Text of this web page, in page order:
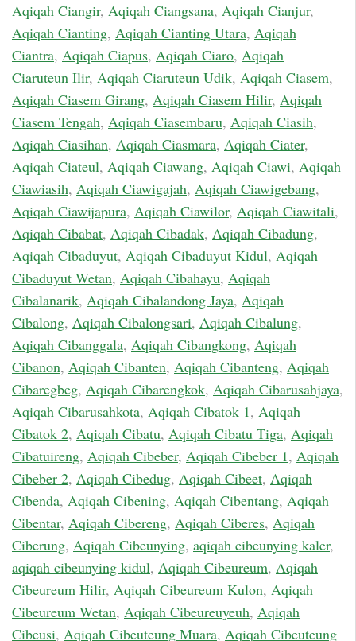
Aqiqah Ciangir, Aqiqah Ciangsana, Aqiqah Cianjur,
Aqiqah Cianting, Aqiqah Cianting Utara, Aqiqah
Ciantra, Aqiqah Ciapus, Aqiqah Ciaro, Aqiqah
Ciaruteun Ilir, Aqiqah Ciaruteun Udik, Aqiqah Ciasem,
Aqiqah Ciasem Girang, Aqiqah Ciasem Hilir, Aqiqah
Ciasem Tengah, Aqiqah Ciasembaru, Aqiqah Ciasih,
Aqiqah Ciasihan, Aqiqah Ciasmara, Aqiqah Ciater,
Aqiqah Ciateul, Aqiqah Ciawang, Aqiqah Ciawi, Aqiqah
Ciawiasih, Aqiqah Ciawigajah, Aqiqah Ciawigebang,
Aqiqah Ciawijapura, Aqiqah Ciawilor, Aqiqah Ciawitali,
Aqiqah Cibabat, Aqiqah Cibadak, Aqiqah Cibadung,
Aqiqah Cibaduyut, Aqiqah Cibaduyut Kidul, Aqiqah
Cibaduyut Wetan, Aqiqah Cibahayu, Aqiqah
Cibalanarik, Aqiqah Cibalandong Jaya, Aqiqah
Cibalong, Aqiqah Cibalongsari, Aqiqah Cibalung,
Aqiqah Cibanggala, Aqiqah Cibangkong, Aqiqah
Cibanon, Aqiqah Cibanten, Aqiqah Cibanteng, Aqiqah
Cibaregbeg, Aqiqah Cibarengkok, Aqiqah Cibarusahjaya,
Aqiqah Cibarusahkota, Aqiqah Cibatok 1, Aqiqah
Cibatok 2, Aqiqah Cibatu, Aqiqah Cibatu Tiga, Aqiqah
Cibatuireng, Aqiqah Cibeber, Aqiqah Cibeber 1, Aqiqah
Cibeber 2, Aqiqah Cibedug, Aqiqah Cibeet, Aqiqah
Cibenda, Aqiqah Cibening, Aqiqah Cibentang, Aqiqah
Cibentar, Aqiqah Cibereng, Aqiqah Ciberes, Aqiqah
Ciberung, Aqiqah Cibeunying, aqiqah cibeunying kaler,
aqiqah cibeunying kidul, Aqiqah Cibeureum, Aqiqah
Cibeureum Hilir, Aqiqah Cibeureum Kulon, Aqiqah
Cibeureum Wetan, Aqiqah Cibeureuyeuh, Aqiqah
Cibeusi, Aqiqah Cibeuteung Muara, Aqiqah Cibeuteung